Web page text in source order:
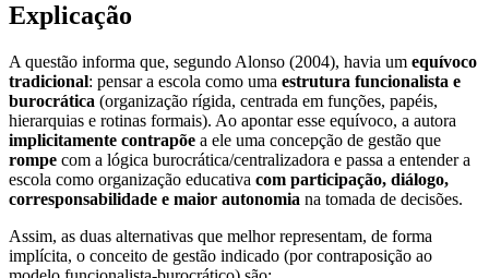
Explicação
A questão informa que, segundo Alonso (2004), havia um equívoco
tradicional: pensar a escola como uma estrutura funcionalista e
burocrática (organização rígida, centrada em funções, papéis,
hierarquias e rotinas formais). Ao apontar esse equívoco, a autora
implicitamente contrapõe a ele uma concepção de gestão que
rompe com a lógica burocrática/centralizadora e passa a entender a
escola como organização educativa com participação, diálogo,
corresponsabilidade e maior autonomia na tomada de decisões.
Assim, as duas alternativas que melhor representam, de forma
implícita, o conceito de gestão indicado (por contraposição ao